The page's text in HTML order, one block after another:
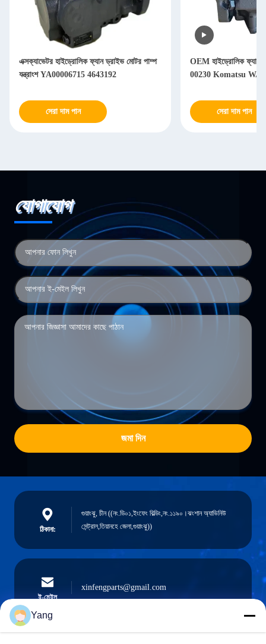
এক্সক্যাভেটর হাইড্রোলিক ফ্যান ড্রাইভ মোটর পাম্প
যন্ত্রাংশ YA00006715 4643192
সেরা দাম পান
OEM হাইড্রোলিক ফ্যান
00230 Komatsu
সেরা দাম পান
যোগাযোগ
জমা দিন
ঠিকানা:
গুয়াংঝু, চীন ((নং.ডি০১,ইংফেং বিল্ডিং,নং.১১৯০।ঝংশান অ্যাভিনিউ
সেন্ট্রাল,তিয়ানহে জেলা,গুয়াংঝু))
ই-মেইল
xinfengparts@gmail.com
Yang